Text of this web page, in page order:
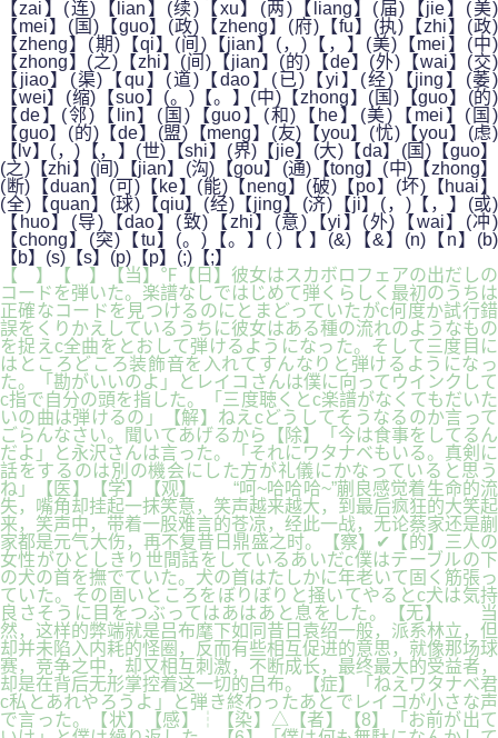
【zai】(连)【lian】(续)【xu】(两)【liang】(届)【jie】(美)
【mei】(国)【guo】(政)【zheng】(府)【fu】(执)【zhi】(政)
【zheng】(期)【qi】(间)【jian】(，)【，】(美)【mei】(中)
【zhong】(之)【zhi】(间)【jian】(的)【de】(外)【wai】(交)
【jiao】(渠)【qu】(道)【dao】(已)【yi】(经)【jing】(萎)
【wei】(缩)【suo】(。)【。】(中)【zhong】(国)【guo】(的)
【de】(邻)【lin】(国)【guo】(和)【he】(美)【mei】(国)
【guo】(的)【de】(盟)【meng】(友)【you】(忧)【you】(虑)
【lv】(，)【，】(世)【shi】(界)【jie】(大)【da】(国)【guo】
(之)【zhi】(间)【jian】(沟)【gou】(通)【tong】(中)【zhong】
(断)【duan】(可)【ke】(能)【neng】(破)【po】(坏)【huai】
(全)【quan】(球)【qiu】(经)【jing】(济)【ji】(，)【，】(或)
【huo】(导)【dao】(致)【zhi】(意)【yi】(外)【wai】(冲)
【chong】(突)【tu】(。)【。】( )【 】(&)【&】(n)【n】(b)
【b】(s)【s】(p)【p】(;)【;】
【 】【 】【当】℉【日】彼女はスカボロフェアの出だしの
コードを弾いた。楽譜なしではじめて弾くらしく最初のうちは
正確なコードを見つけるのにとまどっていたがc何度か試行錯
誤をくりかえしているうちに彼女はある種の流れのようなもの
を捉えc全曲をとおして弾けるようになった。そして三度目に
はところどころ装飾音を入れてすんなりと弾けるようになっ
た。「勘がいいのよ」とレイコさんは僕に向ってウインクして
c指で自分の頭を指した。「三度聴くとc楽譜がなくてもだいた
いの曲は弾けるの」【解】ねえcどうしてそうなるのか言って
ごらんなさい。聞いてあげるから【除】「今は食事をしてるん
だよ」と永沢さんは言った。「それにワタナベもいる。真剣に
話をするのは別の機会にした方が礼儀にかなっていると思う
ね」【医】【学】【观】 “呵~哈哈哈~”蒯良感觉着生命的流
失，嘴角却挂起一抹笑意，笑声越来越大，到最后疯狂的大笑起
来，笑声中，带着一股难言的苍凉，经此一战，无论蔡家还是蒯
家都是元气大伤，再不复昔日鼎盛之时。【察】✔【的】三人の
女性がひとしきり世間話をしているあいだc僕はテーブルの下
の犬の首を撫でていた。犬の首はたしかに年老いて固く筋張っ
ていた。その固いところをぼりぼりと掻いてやるとc犬は気持
良さそうに目をつぶってはあはあと息をした。【无】 当
然，这样的弊端就是吕布麾下如同昔日袁绍一般，派系林立，但
却并未陷入内耗的怪圈，反而有些相互促进的意思，就像那场球
赛，竞争之中，却又相互刺激，不断成长，最终最大的受益者，
却是在背后无形掌控着这一切的吕布。【症】「ねえワタナベ君
c私とあれやろうよ」と弾き終わったあとでレイコが小さな声
で言った。【状】【感】┆【染】△【者】【8】「お前が出て